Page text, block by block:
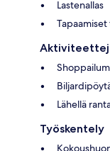
Lastenallas
Lähellä
Työskentely